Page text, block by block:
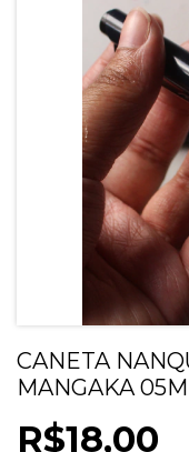
CANETA
MANGAKA
R$18,00